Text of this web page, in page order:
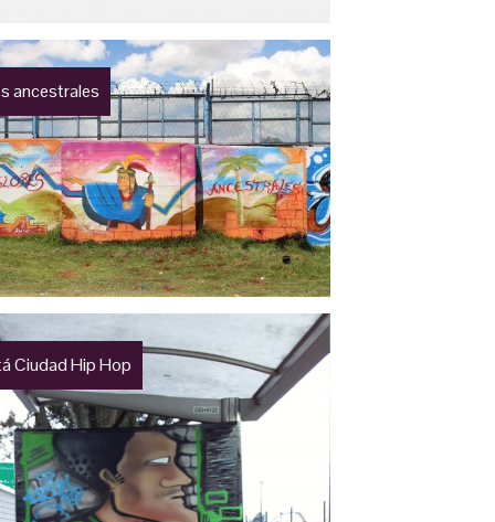
ancestrales
Ciudad Hip Hop